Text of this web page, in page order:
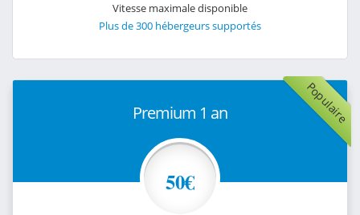
Vitesse maximale disponible
Plus de 300 hébergeurs supportés
Populaire
Premium 1 an
50€